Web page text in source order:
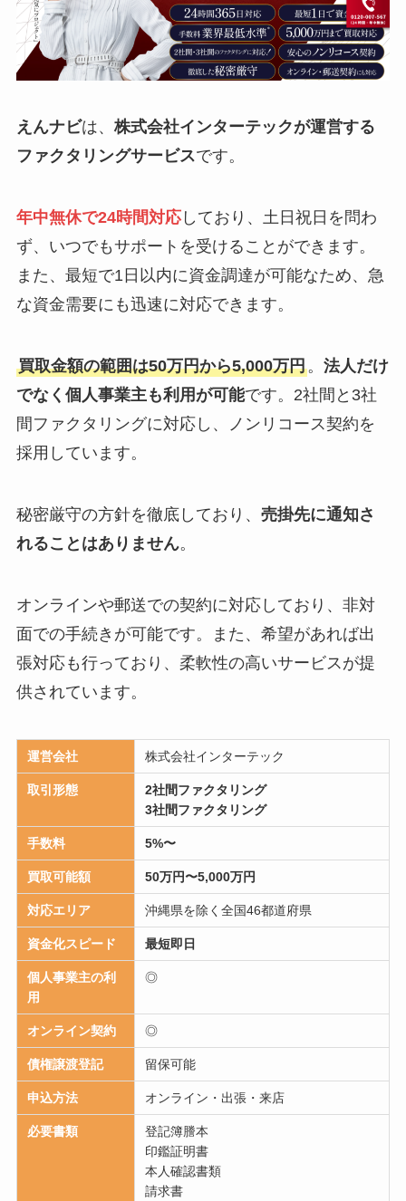
えんナビは、 株式会社インターテックが運営する
ファクタリングサービスです。
年中無休で24時間対応しており、土日祝日を問わ
ず、いつでもサポートを受けることができます。
また、最短で1日以内に資金調達が可能なため、急
な資金需要にも迅速に対応できます。
買取金額の範囲は50万円から5,000万円。 法人だけ
でなく個人事業主も利用が可能です。2社間と3社
間ファクタリングに対応し、ノンリコース契約を
採用しています。
秘密厳守の方針を徹底しており、 売掛先に通知さ
れることはありません。
オンラインや郵送での契約に対応しており、非対
面での手続きが可能です。また、希望があれば出
張対応も行っており、柔軟性の高いサービスが提
供されています。
運営会社 株式会社インターテック
取引形態
2社間ファクタリング
3社間ファクタリング
手数料 5%〜
買取可能額 50万円〜5,000万円
対応エリア 沖縄県を除く全国46都道府県
資金化スピード 最短即日
個人事業主の利
用
◎
オンライン契約 ◎
債権譲渡登記 留保可能
申込方法 オンライン・出張・来店
必要書類
登記簿謄本
印鑑証明書
本人確認書類
請求書